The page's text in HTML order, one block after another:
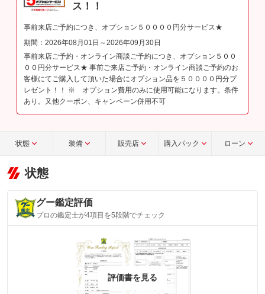
ス！！
事前来店ご予約につき、オプション５００００円分サービス★
期間：2026年08月01日～2026年09月30日
事前来店ご予約・オンライン商談ご予約につき、オプション５００
００円分サービス★ 事前ご来店ご予約・オンライン商談ご予約のお
客様にてご購入して頂いた場合にオプション品を５００００円分プ
レゼント！！ ※ オプション費用のみに使用可能になります。条件
あり。又他クーポン、キャンペーン併用不可
状態 装備 販売店 購入パック ローン
状態
グー鑑定評価
プロの鑑定士が4項目を5段階でチェック
評価書を見る